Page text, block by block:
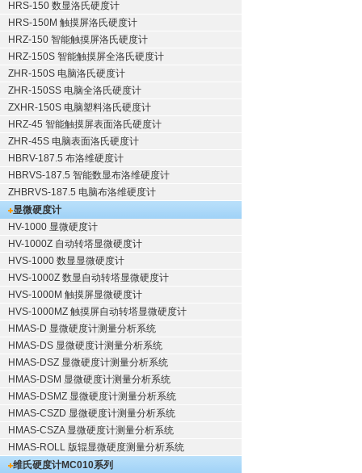
HRS-150 数显洛氏硬度计
HRS-150M 触摸屏洛氏硬度计
HRZ-150 智能触摸屏洛氏硬度计
HRZ-150S 智能触摸屏全洛氏硬度计
ZHR-150S 电脑洛氏硬度计
ZHR-150SS 电脑全洛氏硬度计
ZXHR-150S 电脑塑料洛氏硬度计
HRZ-45 智能触摸屏表面洛氏硬度计
ZHR-45S 电脑表面洛氏硬度计
HBRV-187.5 布洛维硬度计
HBRVS-187.5 智能数显布洛维硬度计
ZHBRVS-187.5 电脑布洛维硬度计
显微硬度计
HV-1000 显微硬度计
HV-1000Z 自动转塔显微硬度计
HVS-1000 数显显微硬度计
HVS-1000Z 数显自动转塔显微硬度计
HVS-1000M 触摸屏显微硬度计
HVS-1000MZ 触摸屏自动转塔显微硬度计
HMAS-D 显微硬度计测量分析系统
HMAS-DS 显微硬度计测量分析系统
HMAS-DSZ 显微硬度计测量分析系统
HMAS-DSM 显微硬度计测量分析系统
HMAS-DSMZ 显微硬度计测量分析系统
HMAS-CSZD 显微硬度计测量分析系统
HMAS-CSZA 显微硬度计测量分析系统
HMAS-ROLL 版辊显微硬度测量分析系统
维氏硬度计MC010系列